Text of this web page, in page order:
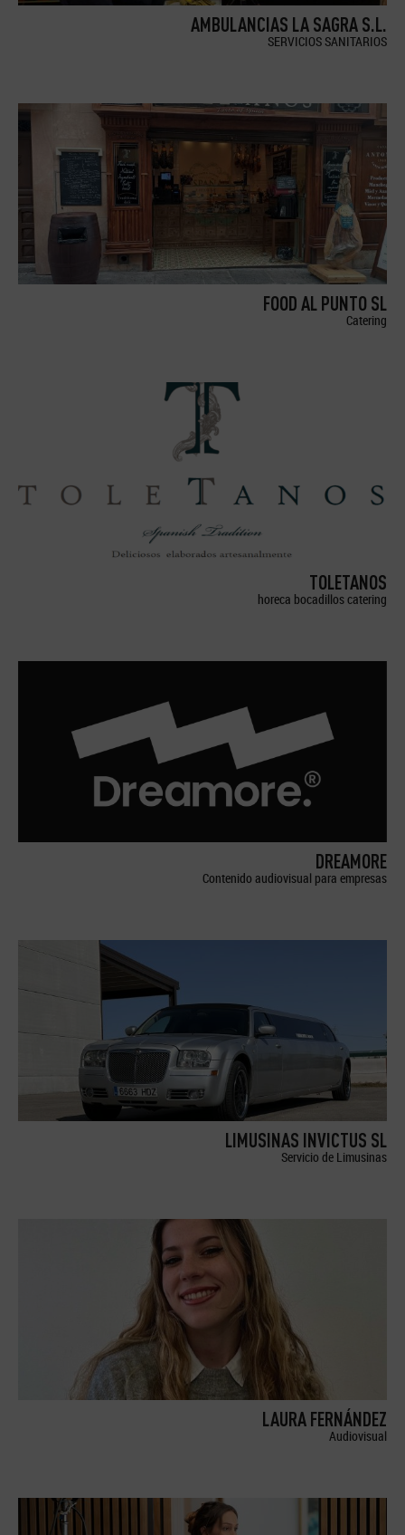
AMBULANCIAS LA SAGRA S.L.
SERVICIOS SANITARIOS
FOOD AL PUNTO SL
Catering
TOLETANOS
horeca bocadillos catering
DREAMORE
Contenido audiovisual para empresas
LIMUSINAS INVICTUS SL
Servicio de Limusinas
LAURA FERNÁNDEZ
Audiovisual